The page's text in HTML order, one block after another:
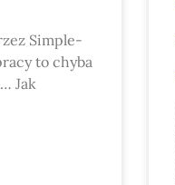
Simple-
to chyba
Jak